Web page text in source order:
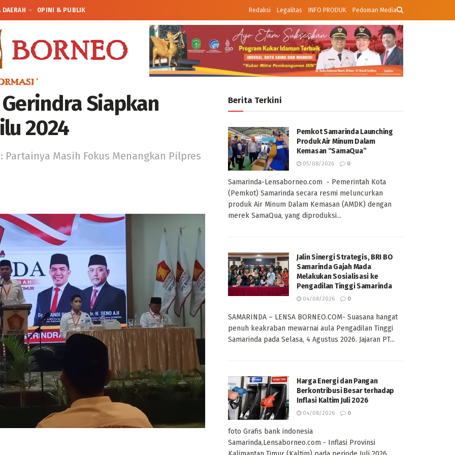
OPINI & PUBLIK Redaksi Legalitas INFO PRODUK Pedoman Media
Siapkan
2024
Partainya Masih Fokus Menangkan Pilpres
Berita Terkini
Pemkot Samarinda Launching
Produk Air Minum Dalam
Kemasan “SamaQua”
05/08/2026 0
Samarinda-Lensaborneo.com - Pemerintah Kota
(Pemkot) Samarinda secara resmi meluncurkan
produk Air Minum Dalam Kemasan (AMDK) dengan
merek SamaQua, yang diproduksi...
Jalin Sinergi Strategis, BRI BO
Samarinda Gajah Mada
Melakukan Sosialisasi ke
Pengadilan Tinggi Samarinda
04/08/2026 0
SAMARINDA – LENSA BORNEO.COM- Suasana hangat
penuh keakraban mewarnai aula Pengadilan Tinggi
Samarinda pada Selasa, 4 Agustus 2026. Jajaran PT...
Harga Energi dan Pangan
Berkontribusi Besar terhadap
Inflasi Kaltim Juli 2026
04/08/2026 0
foto Grafis bank indonesia
Samarinda,Lensaborneo.com - Inflasi Provinsi